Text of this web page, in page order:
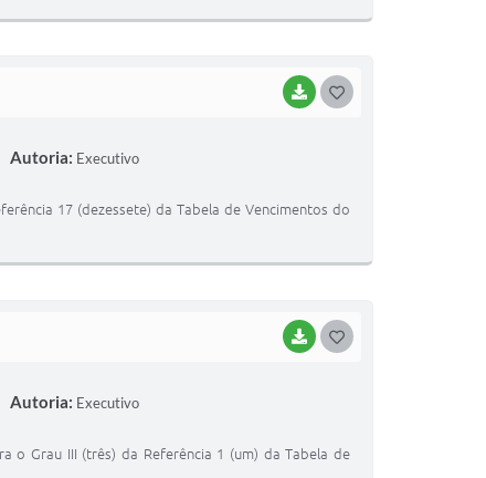
I
BAIXAR
I
Autoria: Executivo
17 (dezessete) da Tabela de Vencimentos do
BAIXAR
Autoria: Executivo
o Grau III (três) da Referência 1 (um) da Tabela de